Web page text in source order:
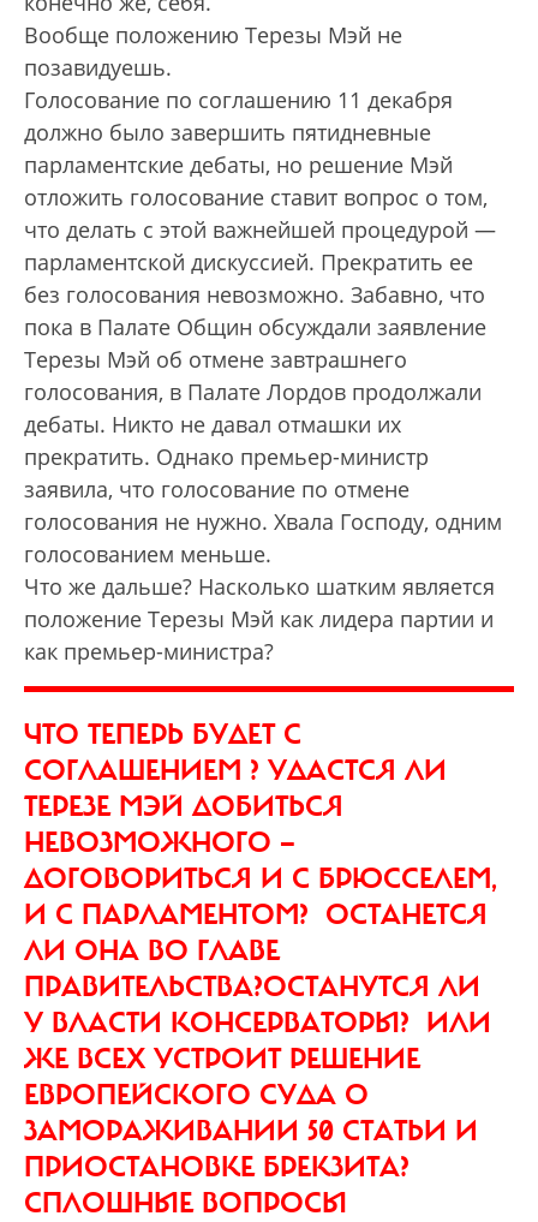
Вообще положению Терезы Мэй не
позавидуешь.
Голосование по соглашению 11 декабря
должно было завершить пятидневные
парламентские дебаты, но решение Мэй
отложить голосование ставит вопрос о том,
что делать с этой важнейшей процедурой —
парламентской дискуссией. Прекратить ее
без голосования невозможно. Забавно, что
пока в Палате Общин обсуждали заявление
Терезы Мэй об отмене завтрашнего
голосования, в Палате Лордов продолжали
дебаты. Никто не давал отмашки их
прекратить. Однако премьер-министр
заявила, что голосование по отмене
голосования не нужно. Хвала Господу, одним
голосованием меньше.
Что же дальше? Насколько шатким является
положение Терезы Мэй как лидера партии и
как премьер-министра?
ЧТО ТЕПЕРЬ БУДЕТ С
СОГЛАШЕНИЕМ ? УДАСТСЯ ЛИ
ТЕРЕЗЕ МЭЙ ДОБИТЬСЯ
НЕВОЗМОЖНОГО —
ДОГОВОРИТЬСЯ И С БРЮССЕЛЕМ,
И С ПАРЛАМЕНТОМ? ОСТАНЕТСЯ
ЛИ ОНА ВО ГЛАВЕ
ПРАВИТЕЛЬСТВА?ОСТАНУТСЯ ЛИ
У ВЛАСТИ КОНСЕРВАТОРЫ? ИЛИ
ЖЕ ВСЕХ УСТРОИТ РЕШЕНИЕ
ЕВРОПЕЙСКОГО СУДА О
ЗАМОРАЖИВАНИИ 50 СТАТЬИ И
ПРИОСТАНОВКЕ БРЕКЗИТА?
СПЛОШНЫЕ ВОПРОСЫ